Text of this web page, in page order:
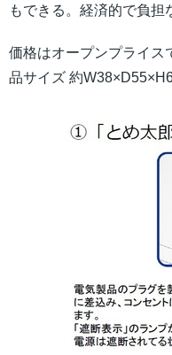
もできる。経済的で負担
価格はオープンプライス
品サイズ 約